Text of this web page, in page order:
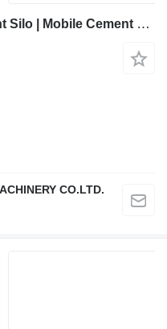
Constmach Horizontal Cement Silo | Mobile Cement Silo
CO.LTD.